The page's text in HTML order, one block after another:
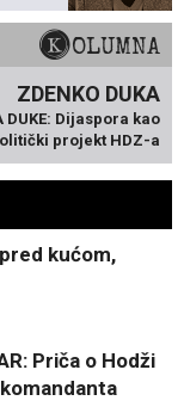
KOLUMNA
ZDENKO DUKA
DUKE: Dijaspora kao
projekt HDZ-a
pred kućom,
Priča o Hodži